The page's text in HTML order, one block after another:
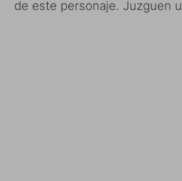
de este personaje. Juzguen